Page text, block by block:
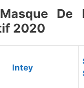
De
2020
​Intey